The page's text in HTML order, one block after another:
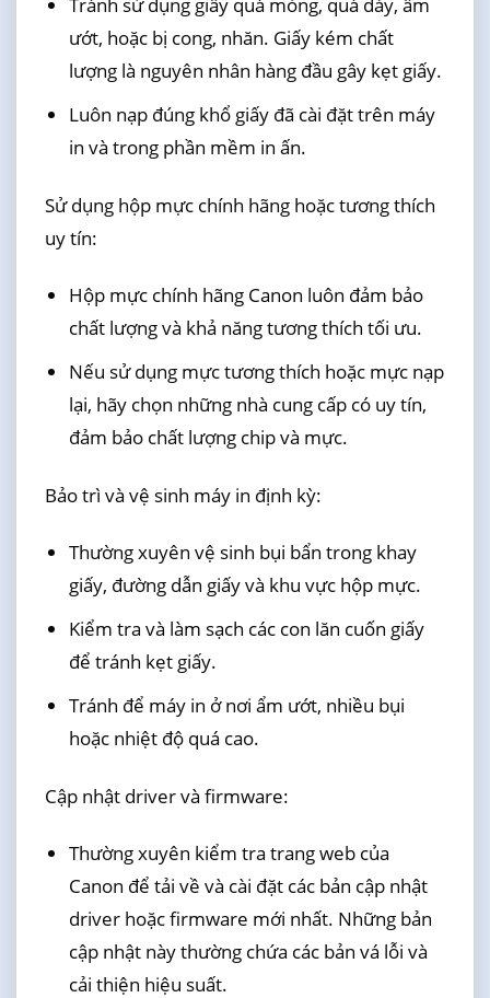
Tránh sử dụng giấy quá mỏng, quá dày, ẩm
ướt, hoặc bị cong, nhăn. Giấy kém chất
lượng là nguyên nhân hàng đầu gây kẹt giấy.
Luôn nạp đúng khổ giấy đã cài đặt trên máy
in và trong phần mềm in ấn.
Sử dụng hộp mực chính hãng hoặc tương thích
uy tín:
Hộp mực chính hãng Canon luôn đảm bảo
chất lượng và khả năng tương thích tối ưu.
Nếu sử dụng mực tương thích hoặc mực nạp
lại, hãy chọn những nhà cung cấp có uy tín,
đảm bảo chất lượng chip và mực.
Bảo trì và vệ sinh máy in định kỳ:
Thường xuyên vệ sinh bụi bẩn trong khay
giấy, đường dẫn giấy và khu vực hộp mực.
Kiểm tra và làm sạch các con lăn cuốn giấy
để tránh kẹt giấy.
Tránh để máy in ở nơi ẩm ướt, nhiều bụi
hoặc nhiệt độ quá cao.
Cập nhật driver và firmware:
Thường xuyên kiểm tra trang web của
Canon để tải về và cài đặt các bản cập nhật
driver hoặc firmware mới nhất. Những bản
cập nhật này thường chứa các bản vá lỗi và
cải thiện hiệu suất.